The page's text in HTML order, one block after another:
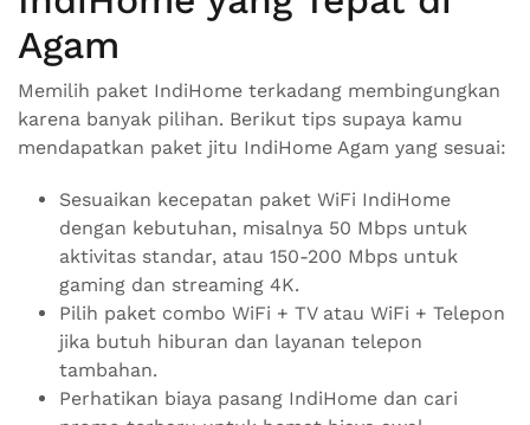
Agam
Memilih paket IndiHome terkadang membingungkan
karena banyak pilihan. Berikut tips supaya kamu
mendapatkan paket jitu IndiHome Agam yang sesuai:
Sesuaikan kecepatan paket WiFi IndiHome
dengan kebutuhan, misalnya 50 Mbps untuk
aktivitas standar, atau 150-200 Mbps untuk
gaming dan streaming 4K.
Pilih paket combo WiFi + TV atau WiFi + Telepon
jika butuh hiburan dan layanan telepon
tambahan.
Perhatikan biaya pasang IndiHome dan cari